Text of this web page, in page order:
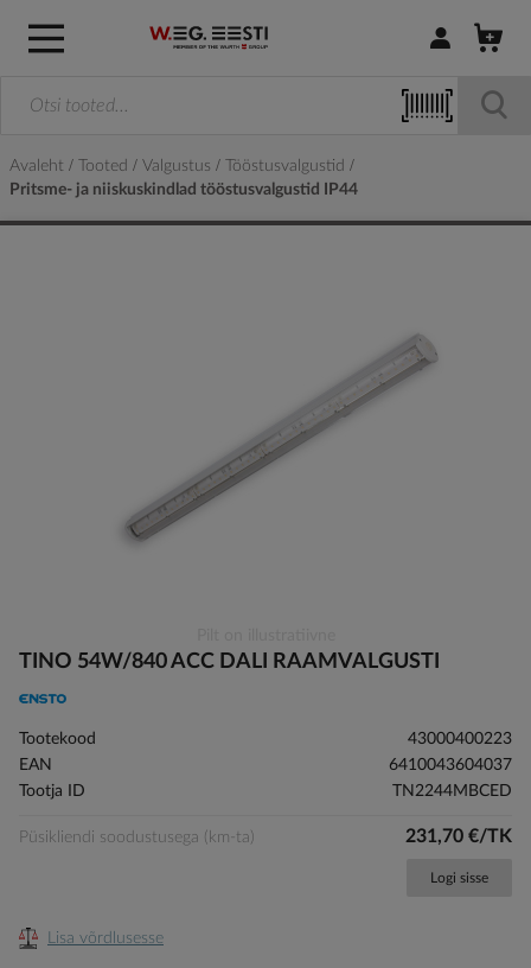
Logi sisse /
Avaleht Tooted Valgustus
Tööstusvalgustid
Pritsme- ja niiskuskindlad tööstusvalgustid IP44
to
beginning
of
gallery
TINO 54W/840 ACC DALI RAAMVALGUSTI
Tootekood
43000400223
EAN
6410043604037
Tootja ID
TN2244MBCED
Püsikliendi soodustusega (km-ta) 231,70 €/TK
Logi sisse
Lisa võrdlusesse